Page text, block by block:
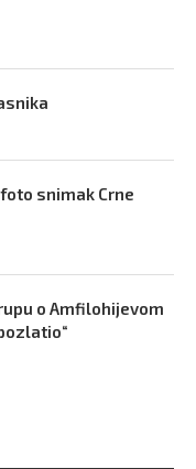
snimak Crne
o Amfilohijevom